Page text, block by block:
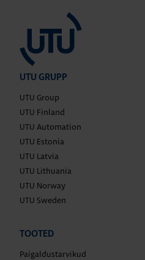
UTU GRUPP
UTU Group
UTU Finland
UTU Automation
UTU Estonia
UTU Latvia
UTU Lithuania
UTU Norway
UTU Sweden
TOOTED
Paigaldustarvikud